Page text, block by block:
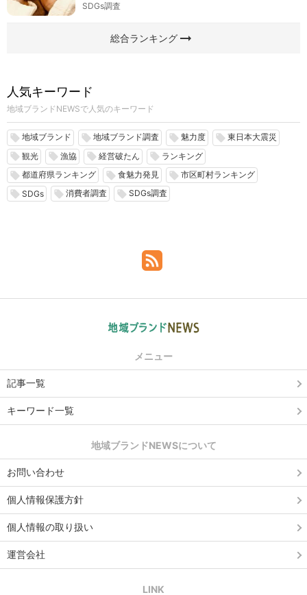
SDGs調査
総合ランキングarrow_right_alt
人気キーワード
地域ブランドNEWSで人気のキーワード
local_offer 地域ブランド local_offer 地域ブランド調査 local_offer 魅力度 local_offer 東日本大震災
local_offer 観光 local_offer 漁協 local_offer 経営破たん local_offer ランキング
local_offer 都道府県ランキング local_offer 食魅力発見 local_offer 市区町村ランキング
local_offer SDGs local_offer 消費者調査 local_offer SDGs調査
メニュー
記事一覧
キーワード一覧
地域ブランドNEWSについて
お問い合わせ
個人情報保護方針
個人情報の取り扱い
運営会社
LINK